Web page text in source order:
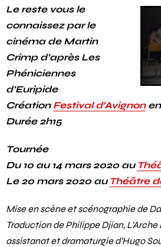
Le reste vous le
connaissez par le
cinéma de Martin
Crimp d’après Les
Phéniciennes
d’Euripide
Création Festival d’Avignonen
Durée 2h15
Tournée
Du 10 au 14 mars 2020 au
Le 20 mars 2020 au Théâtre
Mise en scène et scénographie de
Traduction de Philippe Djian, L’Arche
assistanat et dramaturgie d’Hugo